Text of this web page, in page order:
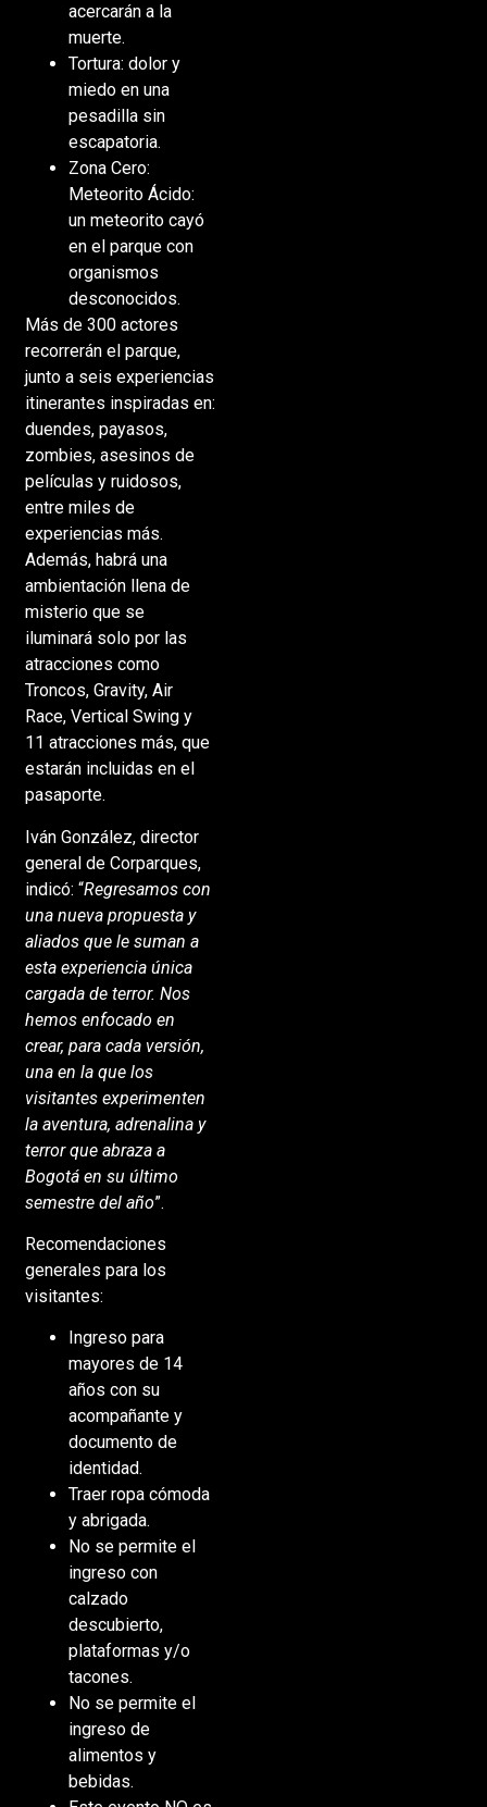
acercarán a la
muerte.
Tortura: dolor y
miedo en una
pesadilla sin
escapatoria.
Zona Cero:
Meteorito Ácido:
un meteorito cayó
en el parque con
organismos
desconocidos.
Más de 300 actores
recorrerán el parque,
junto a seis experiencias
itinerantes inspiradas en:
duendes, payasos,
zombies, asesinos de
películas y ruidosos,
entre miles de
experiencias más.
Además, habrá una
ambientación llena de
misterio que se
iluminará solo por las
atracciones como
Troncos, Gravity, Air
Race, Vertical Swing y
11 atracciones más, que
estarán incluidas en el
pasaporte.
Iván González, director
general de Corparques,
indicó: “Regresamos con
una nueva propuesta y
aliados que le suman a
esta experiencia única
cargada de terror. Nos
hemos enfocado en
crear, para cada versión,
una en la que los
visitantes experimenten
la aventura, adrenalina y
terror que abraza a
Bogotá en su último
semestre del año”.
Recomendaciones
generales para los
visitantes:
Ingreso para
mayores de 14
años con su
acompañante y
documento de
identidad.
Traer ropa cómoda
y abrigada.
No se permite el
ingreso con
calzado
descubierto,
plataformas y/o
tacones.
No se permite el
ingreso de
alimentos y
bebidas.